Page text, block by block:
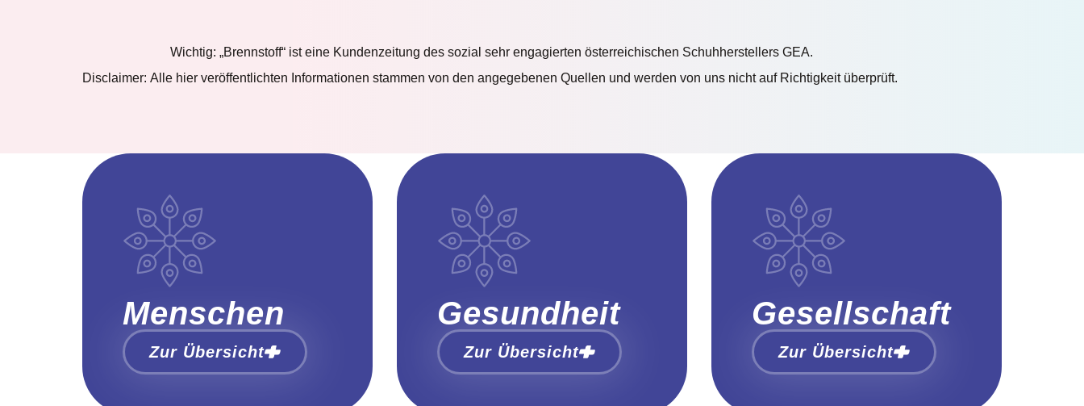
Wichtig: „Brennstoff“ ist eine Kundenzeitung des sozial sehr engagierten österreichischen Schuhherstellers GEA.
Disclaimer: Alle hier veröffentlichten Informationen stammen von den angegebenen Quellen und werden von uns nicht auf Richtigkeit überprüft.
Menschen
Zur Übersicht
Gesundheit
Zur Übersicht
Gesellschaft
Zur Übersicht